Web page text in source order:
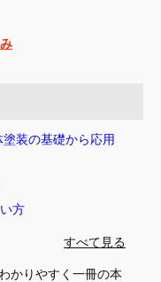
装の基礎から応用
方
すべて見る
かりやすく一冊の本